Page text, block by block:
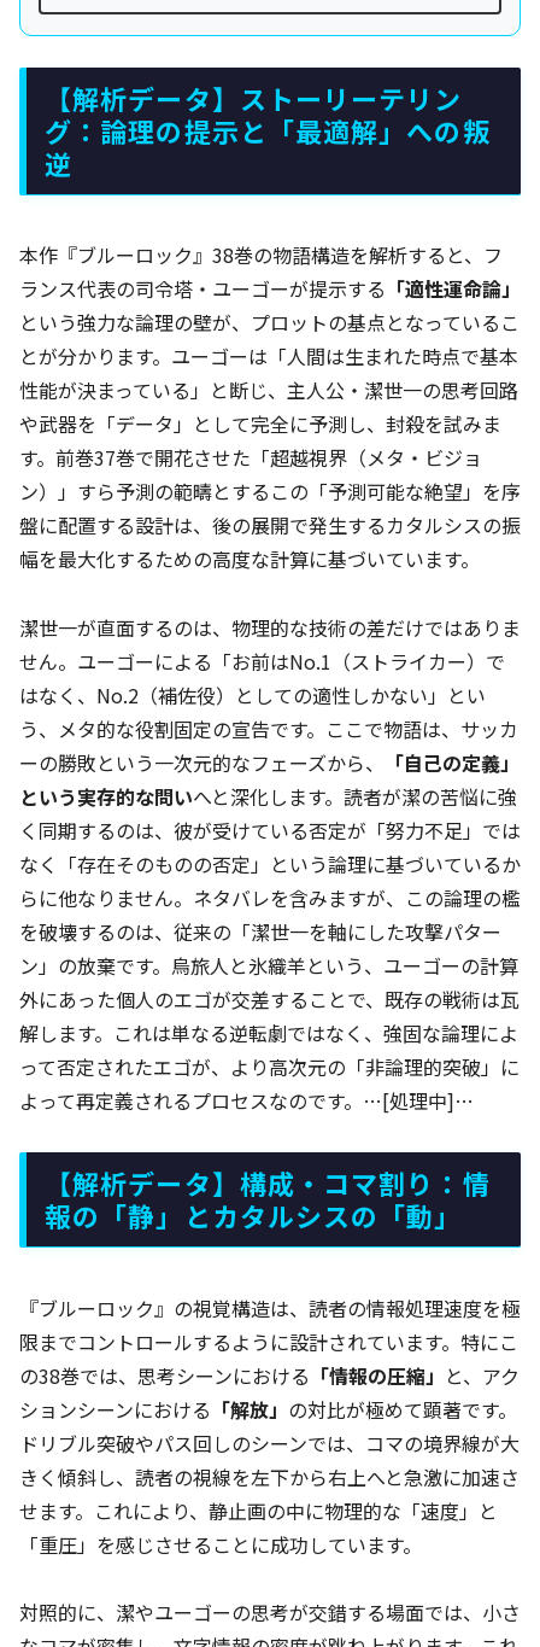
【解析データ】ストーリーテリン
グ：論理の提示と「最適解」への叛
逆
本作『ブルーロック』38巻の物語構造を解析すると、フ
ランス代表の司令塔・ユーゴーが提示する 「適性運命論」
という強力な論理の壁が、プロットの基点となっているこ
とが分かります。ユーゴーは「人間は生まれた時点で基本
性能が決まっている」と断じ、主人公・潔世一の思考回路
や武器を「データ」として完全に予測し、封殺を試みま
す。前巻37巻で開花させた「超越視界（メタ・ビジョ
ン）」すら予測の範疇とするこの「予測可能な絶望」を序
盤に配置する設計は、後の展開で発生するカタルシスの振
幅を最大化するための高度な計算に基づいています。
潔世一が直面するのは、物理的な技術の差だけではありま
せん。ユーゴーによる「お前はNo.1（ストライカー）で
はなく、No.2（補佐役）としての適性しかない」とい
う、メタ的な役割固定の宣告です。ここで物語は、サッカ
ーの勝敗という一次元的なフェーズから、
「自己の定義」
という実存的な問いへと深化します。読者が潔の苦悩に強
く同期するのは、彼が受けている否定が「努力不足」では
なく「存在そのものの否定」という論理に基づいているか
らに他なりません。ネタバレを含みますが、この論理の檻
を破壊するのは、従来の「潔世一を軸にした攻撃パター
ン」の放棄です。烏旅人と氷織羊という、ユーゴーの計算
外にあった個人のエゴが交差することで、既存の戦術は瓦
解します。これは単なる逆転劇ではなく、強固な論理によ
って否定されたエゴが、より高次元の「非論理的突破」に
よって再定義されるプロセスなのです。…[処理中]…
【解析データ】構成・コマ割り：情
報の「静」とカタルシスの「動」
『ブルーロック』の視覚構造は、読者の情報処理速度を極
限までコントロールするように設計されています。特にこ
の38巻では、思考シーンにおける 「情報の圧縮」 と、アク
ションシーンにおける 「解放」 の対比が極めて顕著です。
ドリブル突破やパス回しのシーンでは、コマの境界線が大
きく傾斜し、読者の視線を左下から右上へと急激に加速さ
せます。これにより、静止画の中に物理的な「速度」と
「重圧」を感じさせることに成功しています。
対照的に、潔やユーゴーの思考が交錯する場面では、小さ